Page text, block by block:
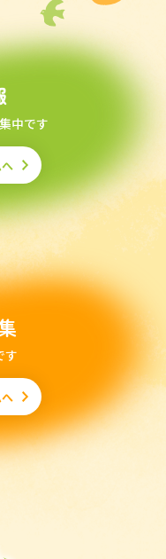
中です
す